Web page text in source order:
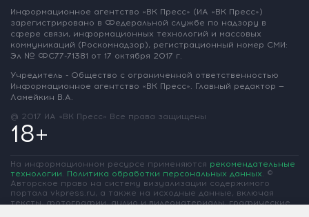
Информационное агентство «ВК Пресс» (ИА «ВК Пресс»)
зарегистрировано в Федеральной службе по надзору в
сфере связи, информационных технологий и массовых
коммуникаций (Роскомнадзор), регистрационный номер СМИ:
Эл № ФС77-71381 от 17 октября 2017 г.
Учредитель - Общество с ограниченной ответственностью
Информационное агентство «ВК Пресс». Главный редактор —
Ламейкин В.А.
@ 2017 ИА «ВК Пресс» Все права защищены
18+
На информационном ресурсе применяются рекомендательные
технологии. Политика обработки персональных данных. ©
Авторское право на систему визуализации содержимого
портала vkpress.ru, а также на исходные данные, включая
тексты, фотографии, аудио и видеоматериалы, графические